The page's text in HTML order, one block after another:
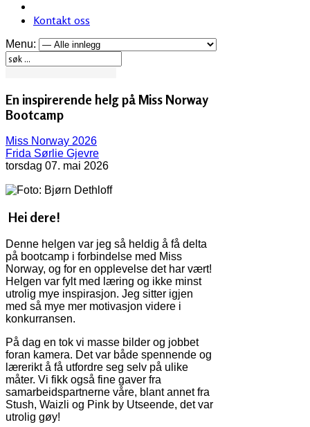
Kontakt oss
Menu:
En inspirerende helg på Miss Norway
Bootcamp
Miss Norway 2026
Frida Sørlie Gjevre
torsdag 07. mai 2026
Hei dere!
Denne helgen var jeg så heldig å få delta
på bootcamp i forbindelse med Miss
Norway, og for en opplevelse det har vært!
Helgen var fylt med læring og ikke minst
utrolig mye inspirasjon. Jeg sitter igjen
med så mye mer motivasjon videre i
konkurransen.
På dag en tok vi masse bilder og jobbet
foran kamera. Det var både spennende og
lærerikt å få utfordre seg selv på ulike
måter. Vi fikk også fine gaver fra
samarbeidspartnerne våre, blant annet fra
Stush, Waizli og Pink by Utseende, det var
utrolig gøy!